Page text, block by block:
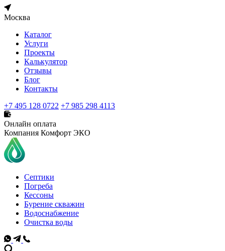
Москва
Каталог
Услуги
Проекты
Калькулятор
Отзывы
Блог
Контакты
+7 495 128 0722 +7 985 298 4113
Онлайн оплата
Компания Комфорт ЭКО
Септики
Погреба
Кессоны
Бурение скважин
Водоснабжение
Очистка воды